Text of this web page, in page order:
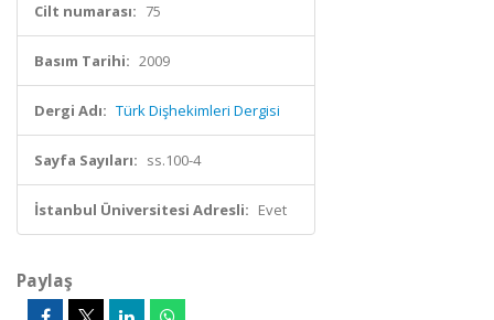
Cilt numarası: 75
Basım Tarihi: 2009
Dergi Adı: Türk Dişhekimleri Dergisi
Sayfa Sayıları: ss.100-4
İstanbul Üniversitesi Adresli: Evet
Paylaş